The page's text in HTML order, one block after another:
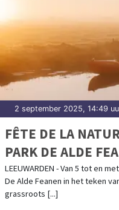
2 september 2025, 14:49
FÊTE DE LA
PARK DE ALDE
LEEUWARDEN - Van 5 tot en
De Alde Feanen in het teken
grassroots [...]